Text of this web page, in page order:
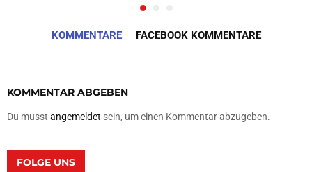
KOMMENTARE FACEBOOK KOMMENTARE
KOMMENTAR ABGEBEN
Du musst angemeldet sein, um einen Kommentar abzugeben.
FOLGE UNS